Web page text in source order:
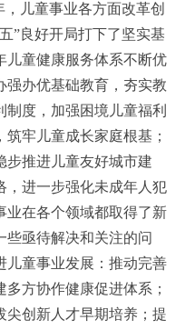
，儿童事业各方面改革创
”良好开局打下了坚实基
儿童健康服务体系不断优
强办优基础教育，夯实教
度，加强困境儿童福利
牢儿童成长家庭根基；
步推进儿童友好城市建
，进一步强化未成年人犯
业在各个领域都取得了新
些亟待解决和关注的问
儿童事业发展：推动完善
方协作健康促进体系；
尖创新人才早期培养；提